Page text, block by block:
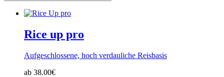
Rice up pro
Aufgeschlossene, hoch verdauliche Reisbasis
ab 38.00€